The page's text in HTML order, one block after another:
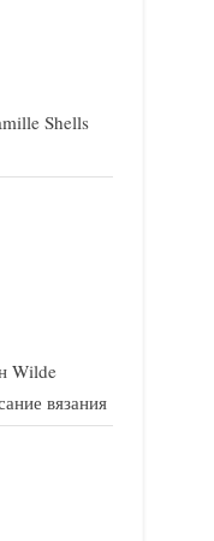
Shells
Wilde
вязания